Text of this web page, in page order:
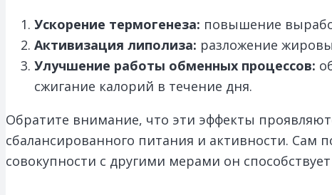
Ускорение термогенеза: повышение
Активизация липолиза: разложение
Улучшение работы обменных процессов:
сжигание калорий в течение дня.
Обратите внимание, что эти эффекты
сбалансированного питания и активности. Сам
совокупности с другими мерами он